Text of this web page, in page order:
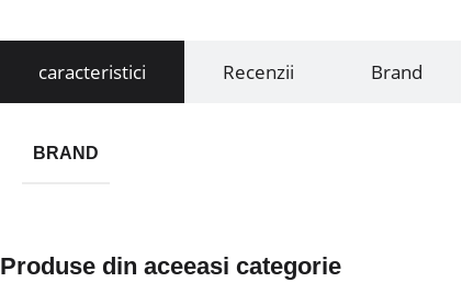
caracteristici Recenzii Brand
BRAND
Produse din aceeasi categorie